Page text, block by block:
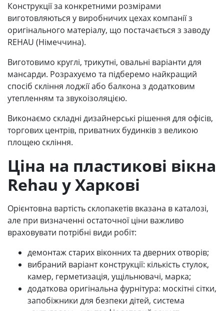
Конструкції за конкретними розмірами
виготовляються у виробничих цехах компанії з
оригінального матеріалу, що постачається з заводу
REHAU (Німеччина).
Виготовимо круглі, трикутні, овальні варіанти для
мансарди. Розрахуємо та підберемо найкращий
спосіб скління лоджії або балкона з додатковим
утепленням та звукоізоляцією.
Виконаємо складні дизайнерські рішення для офісів,
торгових центрів, приватних будинків з великою
площею скління.
Ціна на пластикові вікна
Rehau у Харкові
Орієнтовна вартість склопакетів вказана в каталозі,
але при визначенні остаточної ціни важливо
враховувати потрібні види робіт:
демонтаж старих віконних та дверних отворів;
вибраний варіант конструкції: кількість стулок,
камер, герметизація, ущільнювачі, марка;
додаткова оригінальна фурнітура: москітні сітки,
запобіжники для безпеки дітей, система